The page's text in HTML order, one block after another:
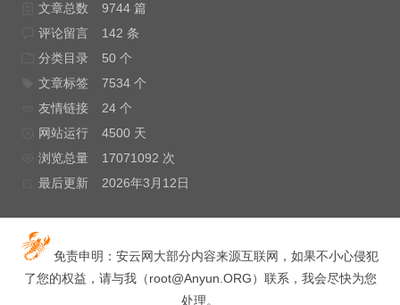
文章总数
9744 篇
评论留言
142 条
分类目录
50 个
文章标签
7534 个
友情链接
24 个
网站运行
4500 天
浏览总量
17071092 次
最后更新
2026年3月12日
免责申明：安云网大部分内容来源互联网，如果不小心侵犯
了您的权益，请与我（root@Anyun.ORG）联系，我会尽快为您
处理。